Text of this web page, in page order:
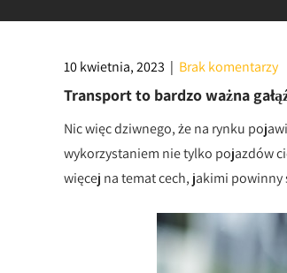
10 kwietnia, 2023 | Brak komentarzy
Transport to bardzo ważna
Nic więc dziwnego, że na rynku
wykorzystaniem nie tylko pojazdów
więcej na temat cech, jakimi